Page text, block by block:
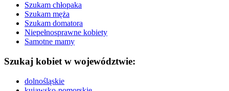
Szukam chłopaka
Szukam męża
Szukam domatora
Niepełnosprawne kobiety
Samotne mamy
Szukaj kobiet w województwie:
dolnośląskie